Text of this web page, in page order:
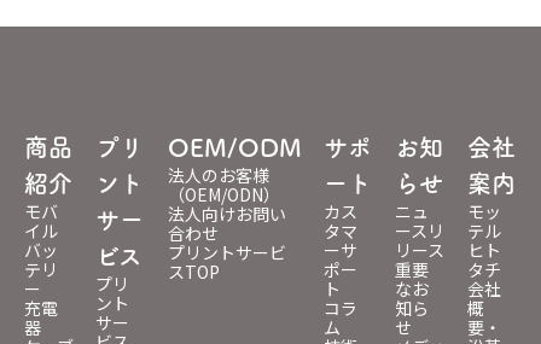
商品
紹介
モバ
イル
バッ
テリ
ー
充電
器
プリ
ント
サー
ビス
プリ
ント
サー
OEM/ODM
法人のお客様
（OEM/ODN）
法人向けお問い
合わせ
プリントサービ
スTOP
サポ
ート
カス
タマ
ーサ
ポー
ト
コラ
ム
お知
らせ
ニュ
ースリ
リース
重要
なお
知ら
せ
会社
案内
モッ
テル
ヒト
タチ
会社
概
要・